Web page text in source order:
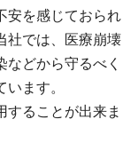
安を感じておられ
社では、医療崩壊
どから守るべく
ます。
することが出来ま